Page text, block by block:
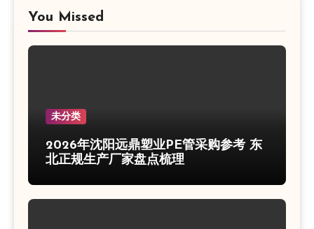
You Missed
未分类
2026年沈阳远鼎塑业PE管采购参考 东
北正规生产厂家盘点梳理